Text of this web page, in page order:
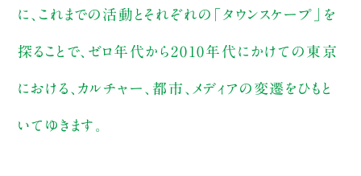
に、これまでの活動とそれぞれの「タウンスケープ」を
探ることで、ゼロ年代から2010年代にかけての東京
における、カルチャー、都市、メディアの変遷をひもと
いてゆきます。